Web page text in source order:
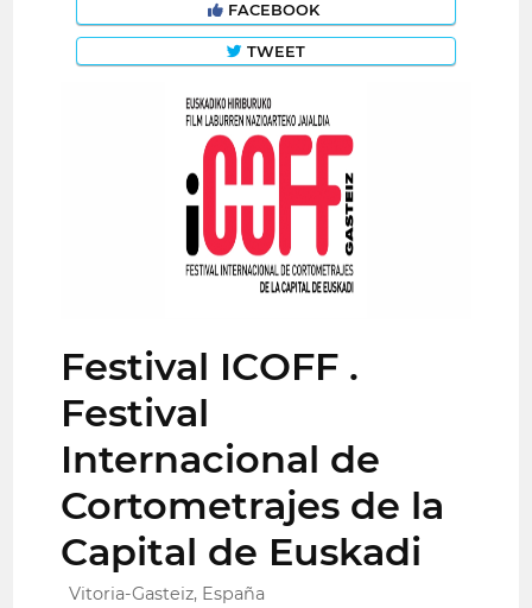
FACEBOOK
TWEET
Festival ICOFF .
Festival
Internacional de
Cortometrajes de la
Capital de Euskadi
Vitoria-Gasteiz, España